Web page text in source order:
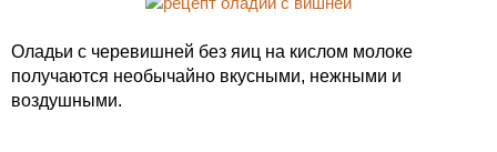
Оладьи с черевишней без яиц на кислом молоке
получаются необычайно вкусными, нежными и
воздушными.